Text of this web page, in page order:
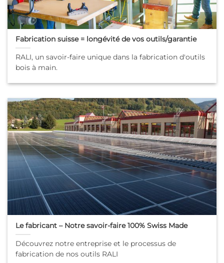
Fabrication suisse = longévité de vos outils/garantie
RALI, un savoir-faire unique dans la fabrication d'outils
bois à main.
Le fabricant – Notre savoir-faire 100% Swiss Made
Découvrez notre entreprise et le processus de
fabrication de nos outils RALI